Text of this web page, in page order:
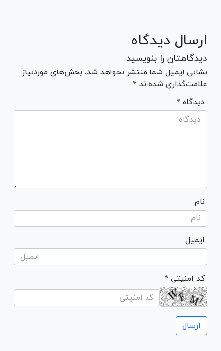
ارسال دیدگاه
دیدگاهتان را بنویسید
نشانی ایمیل شما منتشر نخواهد شد. بخش‌های موردنیاز
علامت‌گذاری شده‌اند *
* دیدگاه
نام
ایمیل
* کد امنیتی